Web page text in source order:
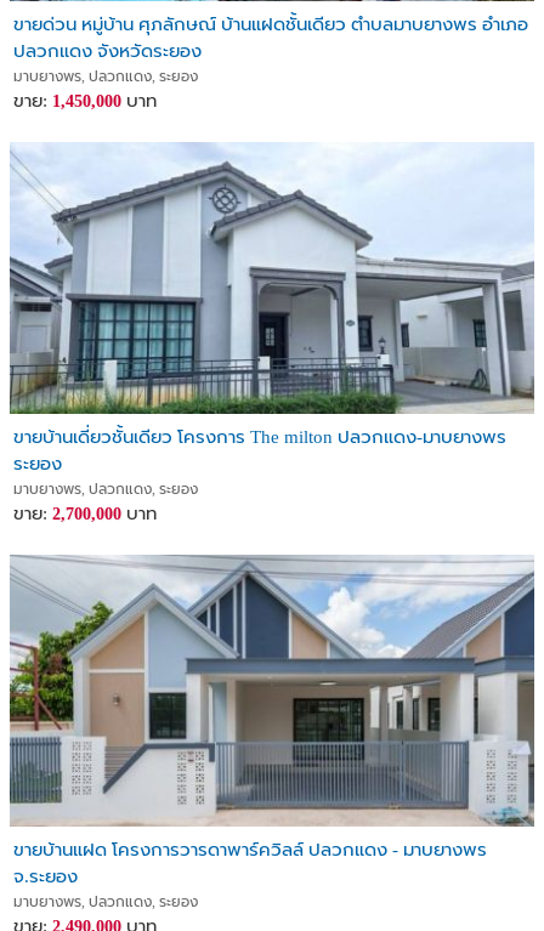
ขายด่วน หมู่บ้าน ศุภลักษณ์ บ้านแฝดชั้นเดียว ตำบลมาบยางพร อำเภอ
ปลวกแดง จังหวัดระยอง
มาบยางพร, ปลวกแดง, ระยอง
ขาย: 1,450,000 บาท
ขายบ้านเดี่ยวชั้นเดียว โครงการ The milton ปลวกแดง-มาบยางพร
ระยอง
มาบยางพร, ปลวกแดง, ระยอง
ขาย: 2,700,000 บาท
ขายบ้านแฝด โครงการวารดาพาร์ควิลล์ ปลวกแดง - มาบยางพร
จ.ระยอง
มาบยางพร, ปลวกแดง, ระยอง
ขาย: 2,490,000 บาท